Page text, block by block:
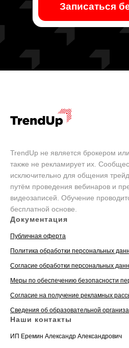
Записаться
TrendUp не является брокером
также не рекламирует их.
исключительно для общения
путём проведения вебинаров и
видеозаписей. Обучение
бесплатной основе.
Документация
Публичная оферта
Политика обработки персональных
Согласие обработки персональных
Меры по обеспечению безопасности
Согласие на получение рекламных
Сведения об образовательной
Наши контакты
ИП Еремин Александр Александрович